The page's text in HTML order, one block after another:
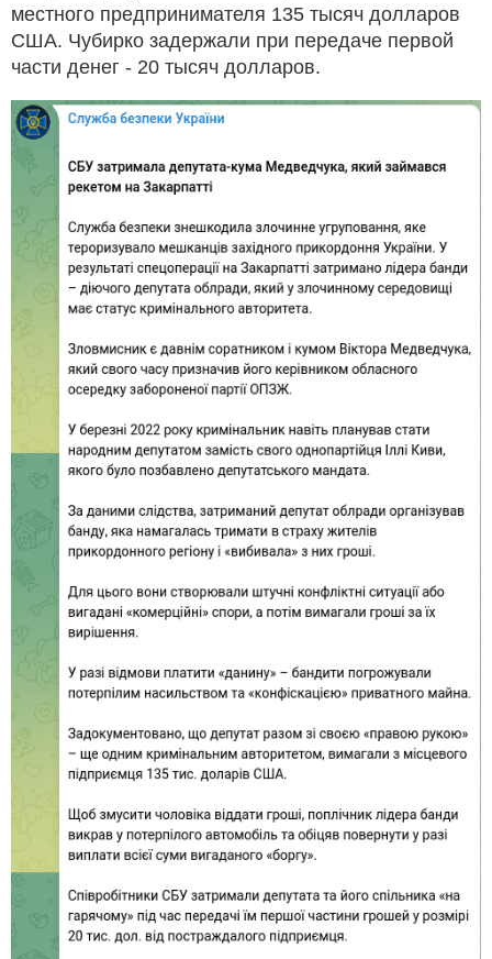
местного предпринимателя 135 тысяч долларов
США. Чубирко задержали при передаче первой
части денег - 20 тысяч долларов.